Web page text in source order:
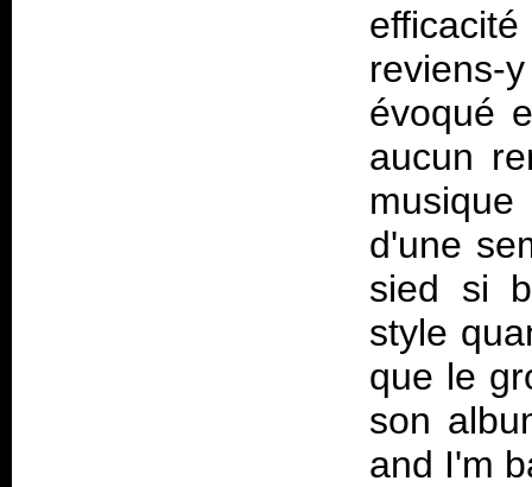
reviens-
évoqué
aucun
d'une
sied si
style
que le
son
and I'm